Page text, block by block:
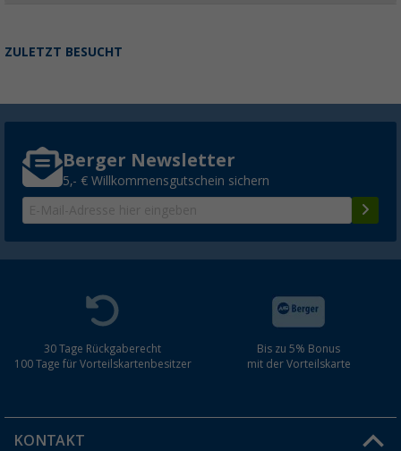
ZULETZT BESUCHT
Berger Newsletter
5,- € Willkommensgutschein sichern
30 Tage Rückgaberecht
100 Tage für Vorteilskartenbesitzer
Bis zu 5% Bonus
mit der Vorteilskarte
KONTAKT